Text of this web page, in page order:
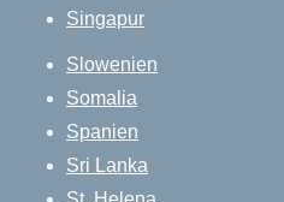
Singapur
Slowenien
Somalia
Spanien
Sri Lanka